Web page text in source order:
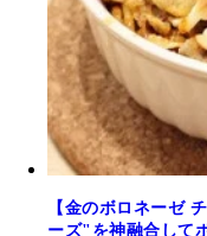
【金のボロネーゼ
ーズ"を神融合して